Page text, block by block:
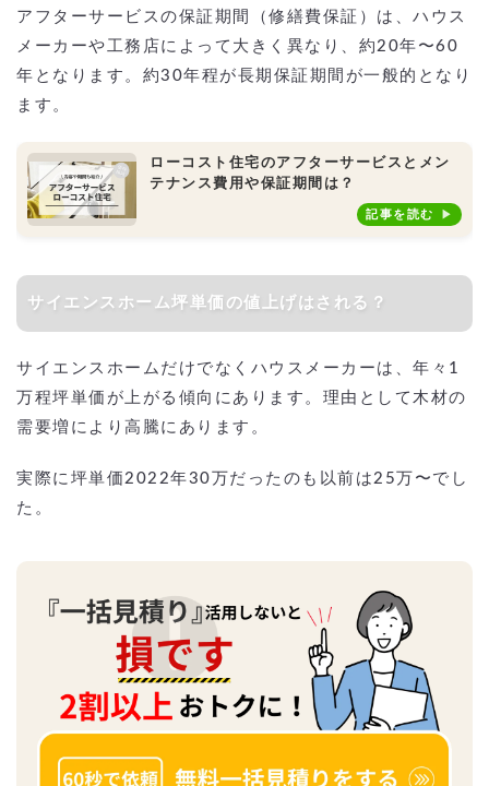
アフターサービスの保証期間（修繕費保証）は、ハウス
メーカーや工務店によって大きく異なり、約20年〜60
年となります。約30年程が長期保証期間が一般的となり
ます。
ローコスト住宅のアフターサービスとメン
テナンス費用や保証期間は？
記事を読む
サイエンスホーム坪単価の値上げはされる？
サイエンスホームだけでなくハウスメーカーは、年々1
万程坪単価が上がる傾向にあります。理由として木材の
需要増により高騰にあります。
実際に坪単価2022年30万だったのも以前は25万〜でし
た。